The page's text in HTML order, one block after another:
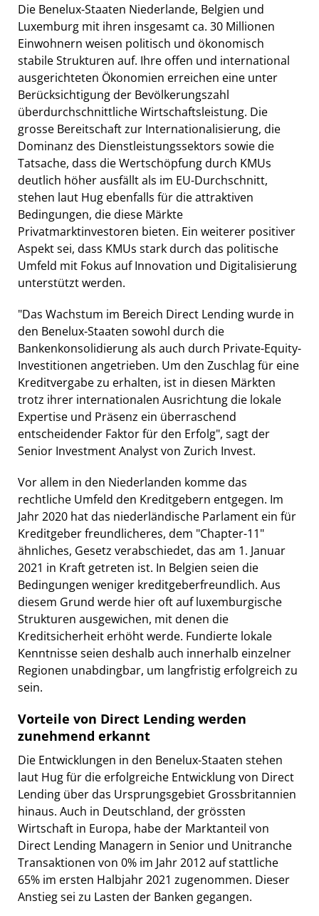
Die Benelux-Staaten Niederlande, Belgien und
Luxemburg mit ihren insgesamt ca. 30 Millionen
Einwohnern weisen politisch und ökonomisch
stabile Strukturen auf. Ihre offen und international
ausgerichteten Ökonomien erreichen eine unter
Berücksichtigung der Bevölkerungszahl
überdurchschnittliche Wirtschaftsleistung. Die
grosse Bereitschaft zur Internationalisierung, die
Dominanz des Dienstleistungssektors sowie die
Tatsache, dass die Wertschöpfung durch KMUs
deutlich höher ausfällt als im EU-Durchschnitt,
stehen laut Hug ebenfalls für die attraktiven
Bedingungen, die diese Märkte
Privatmarktinvestoren bieten. Ein weiterer positiver
Aspekt sei, dass KMUs stark durch das politische
Umfeld mit Fokus auf Innovation und Digitalisierung
unterstützt werden.
"Das Wachstum im Bereich Direct Lending wurde in
den Benelux-Staaten sowohl durch die
Bankenkonsolidierung als auch durch Private-Equity-
Investitionen angetrieben. Um den Zuschlag für eine
Kreditvergabe zu erhalten, ist in diesen Märkten
trotz ihrer internationalen Ausrichtung die lokale
Expertise und Präsenz ein überraschend
entscheidender Faktor für den Erfolg", sagt der
Senior Investment Analyst von Zurich Invest.
Vor allem in den Niederlanden komme das
rechtliche Umfeld den Kreditgebern entgegen. Im
Jahr 2020 hat das niederländische Parlament ein für
Kreditgeber freundlicheres, dem "Chapter-11"
ähnliches, Gesetz verabschiedet, das am 1. Januar
2021 in Kraft getreten ist. In Belgien seien die
Bedingungen weniger kreditgeberfreundlich. Aus
diesem Grund werde hier oft auf luxemburgische
Strukturen ausgewichen, mit denen die
Kreditsicherheit erhöht werde. Fundierte lokale
Kenntnisse seien deshalb auch innerhalb einzelner
Regionen unabdingbar, um langfristig erfolgreich zu
sein.
Vorteile von Direct Lending werden
zunehmend erkannt
Die Entwicklungen in den Benelux-Staaten stehen
laut Hug für die erfolgreiche Entwicklung von Direct
Lending über das Ursprungsgebiet Grossbritannien
hinaus. Auch in Deutschland, der grössten
Wirtschaft in Europa, habe der Marktanteil von
Direct Lending Managern in Senior und Unitranche
Transaktionen von 0% im Jahr 2012 auf stattliche
65% im ersten Halbjahr 2021 zugenommen. Dieser
Anstieg sei zu Lasten der Banken gegangen.